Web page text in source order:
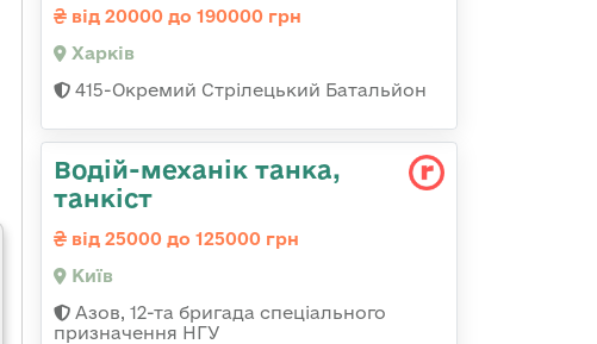
від 20000 до 190000 грн
Харків
415-Окремий Стрілецький Батальйон
Водій-механік танка,
танкіст
від 25000 до 125000 грн
Київ
Азов, 12-та бригада спеціального
призначення НГУ